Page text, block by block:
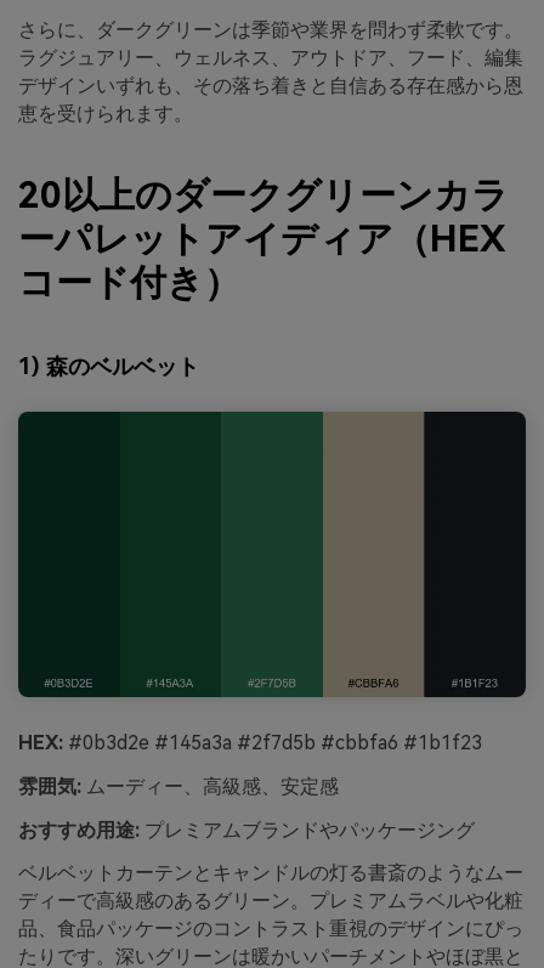
さらに、ダークグリーンは季節や業界を問わず柔軟です。
ラグジュアリー、ウェルネス、アウトドア、フード、編集
デザインいずれも、その落ち着きと自信ある存在感から恩
恵を受けられます。
20以上のダークグリーンカラ
ーパレットアイディア（HEX
コード付き）
1) 森のベルベット
HEX: #0b3d2e #145a3a #2f7d5b #cbbfa6 #1b1f23
雰囲気: ムーディー、高級感、安定感
おすすめ用途: プレミアムブランドやパッケージング
ベルベットカーテンとキャンドルの灯る書斎のようなムー
ディーで高級感のあるグリーン。プレミアムラベルや化粧
品、食品パッケージのコントラスト重視のデザインにぴっ
たりです。深いグリーンは暖かいパーチメントやほぼ黒と